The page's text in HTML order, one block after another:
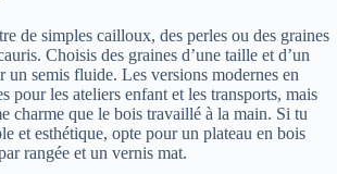
de simples cailloux, des perles ou des graines
Choisis des graines d’une taille et d’un
un semis fluide. Les versions modernes en
pour les ateliers enfant et les transports, mais
charme que le bois travaillé à la main. Si tu
et esthétique, opte pour un plateau en bois
rangée et un vernis mat.